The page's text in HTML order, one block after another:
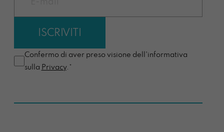
Confermo di aver preso visione dell'informativa
sulla Privacy.*